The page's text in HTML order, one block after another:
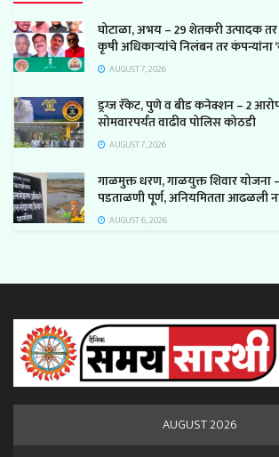
घोटाळा, अभय – 29 शेतकरी उत्पादक तर
कृषी अधिकाऱ्यांचे निलंबन तर कंपन्यांना
AUGUST 7, 2026
ड्रग्ज रॅकेट, पुणे व बीड कनेक्शन – 2
सोमवारपर्यंत वाढीव पोलिस कोठडी
AUGUST 7, 2026
गाळमुक्त धरण, गाळयुक्त शिवार योजना
पडताळणी पूर्ण, अनियमितता आढळली
AUGUST 6, 2026
AUGUST 2026